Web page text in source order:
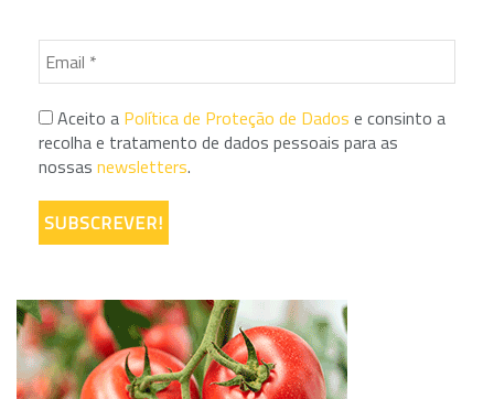
Aceito a Política de Proteção de Dados e consinto a
recolha e tratamento de dados pessoais para as
nossas newsletters.